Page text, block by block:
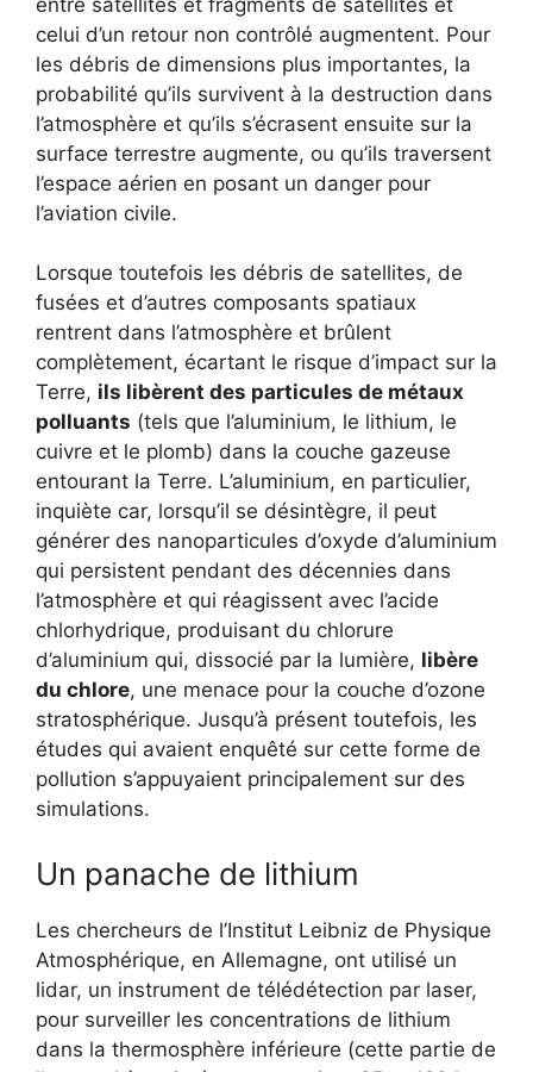
celui d’un retour non contrôlé augmentent. Pour
les débris de dimensions plus importantes, la
probabilité qu’ils survivent à la destruction dans
l’atmosphère et qu’ils s’écrasent ensuite sur la
surface terrestre augmente, ou qu’ils traversent
l’espace aérien en posant un danger pour
l’aviation civile.
Lorsque toutefois les débris de satellites, de
fusées et d’autres composants spatiaux
rentrent dans l’atmosphère et brûlent
complètement, écartant le risque d’impact sur la
Terre, ils libèrent des particules de métaux
polluants (tels que l’aluminium, le lithium, le
cuivre et le plomb) dans la couche gazeuse
entourant la Terre. L’aluminium, en particulier,
inquiète car, lorsqu’il se désintègre, il peut
générer des nanoparticules d’oxyde d’aluminium
qui persistent pendant des décennies dans
l’atmosphère et qui réagissent avec l’acide
chlorhydrique, produisant du chlorure
d’aluminium qui, dissocié par la lumière, libère
du chlore, une menace pour la couche d’ozone
stratosphérique. Jusqu’à présent toutefois, les
études qui avaient enquêté sur cette forme de
pollution s’appuyaient principalement sur des
simulations.
Un panache de lithium
Les chercheurs de l’Institut Leibniz de Physique
Atmosphérique, en Allemagne, ont utilisé un
lidar, un instrument de télédétection par laser,
pour surveiller les concentrations de lithium
dans la thermosphère inférieure (cette partie de